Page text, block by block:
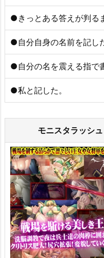
●きっとある答えが判る
●自分自身の名前を記し
●自分の名を震える指で
●私と記した。
モニスタラッシ